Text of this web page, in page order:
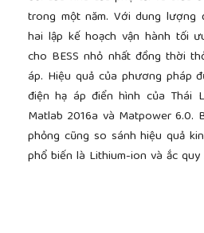
trong một năm. Với dung
hai lập kế hoạch vận hành tối
cho BESS nhỏ nhất đồng thời
áp. Hiệu quả của phương pháp
điện hạ áp điển hình của Thái
Matlab 2016a và Matpower 6.0.
phỏng cũng so sánh hiệu quả
phổ biến là Lithium-ion và ắc quy